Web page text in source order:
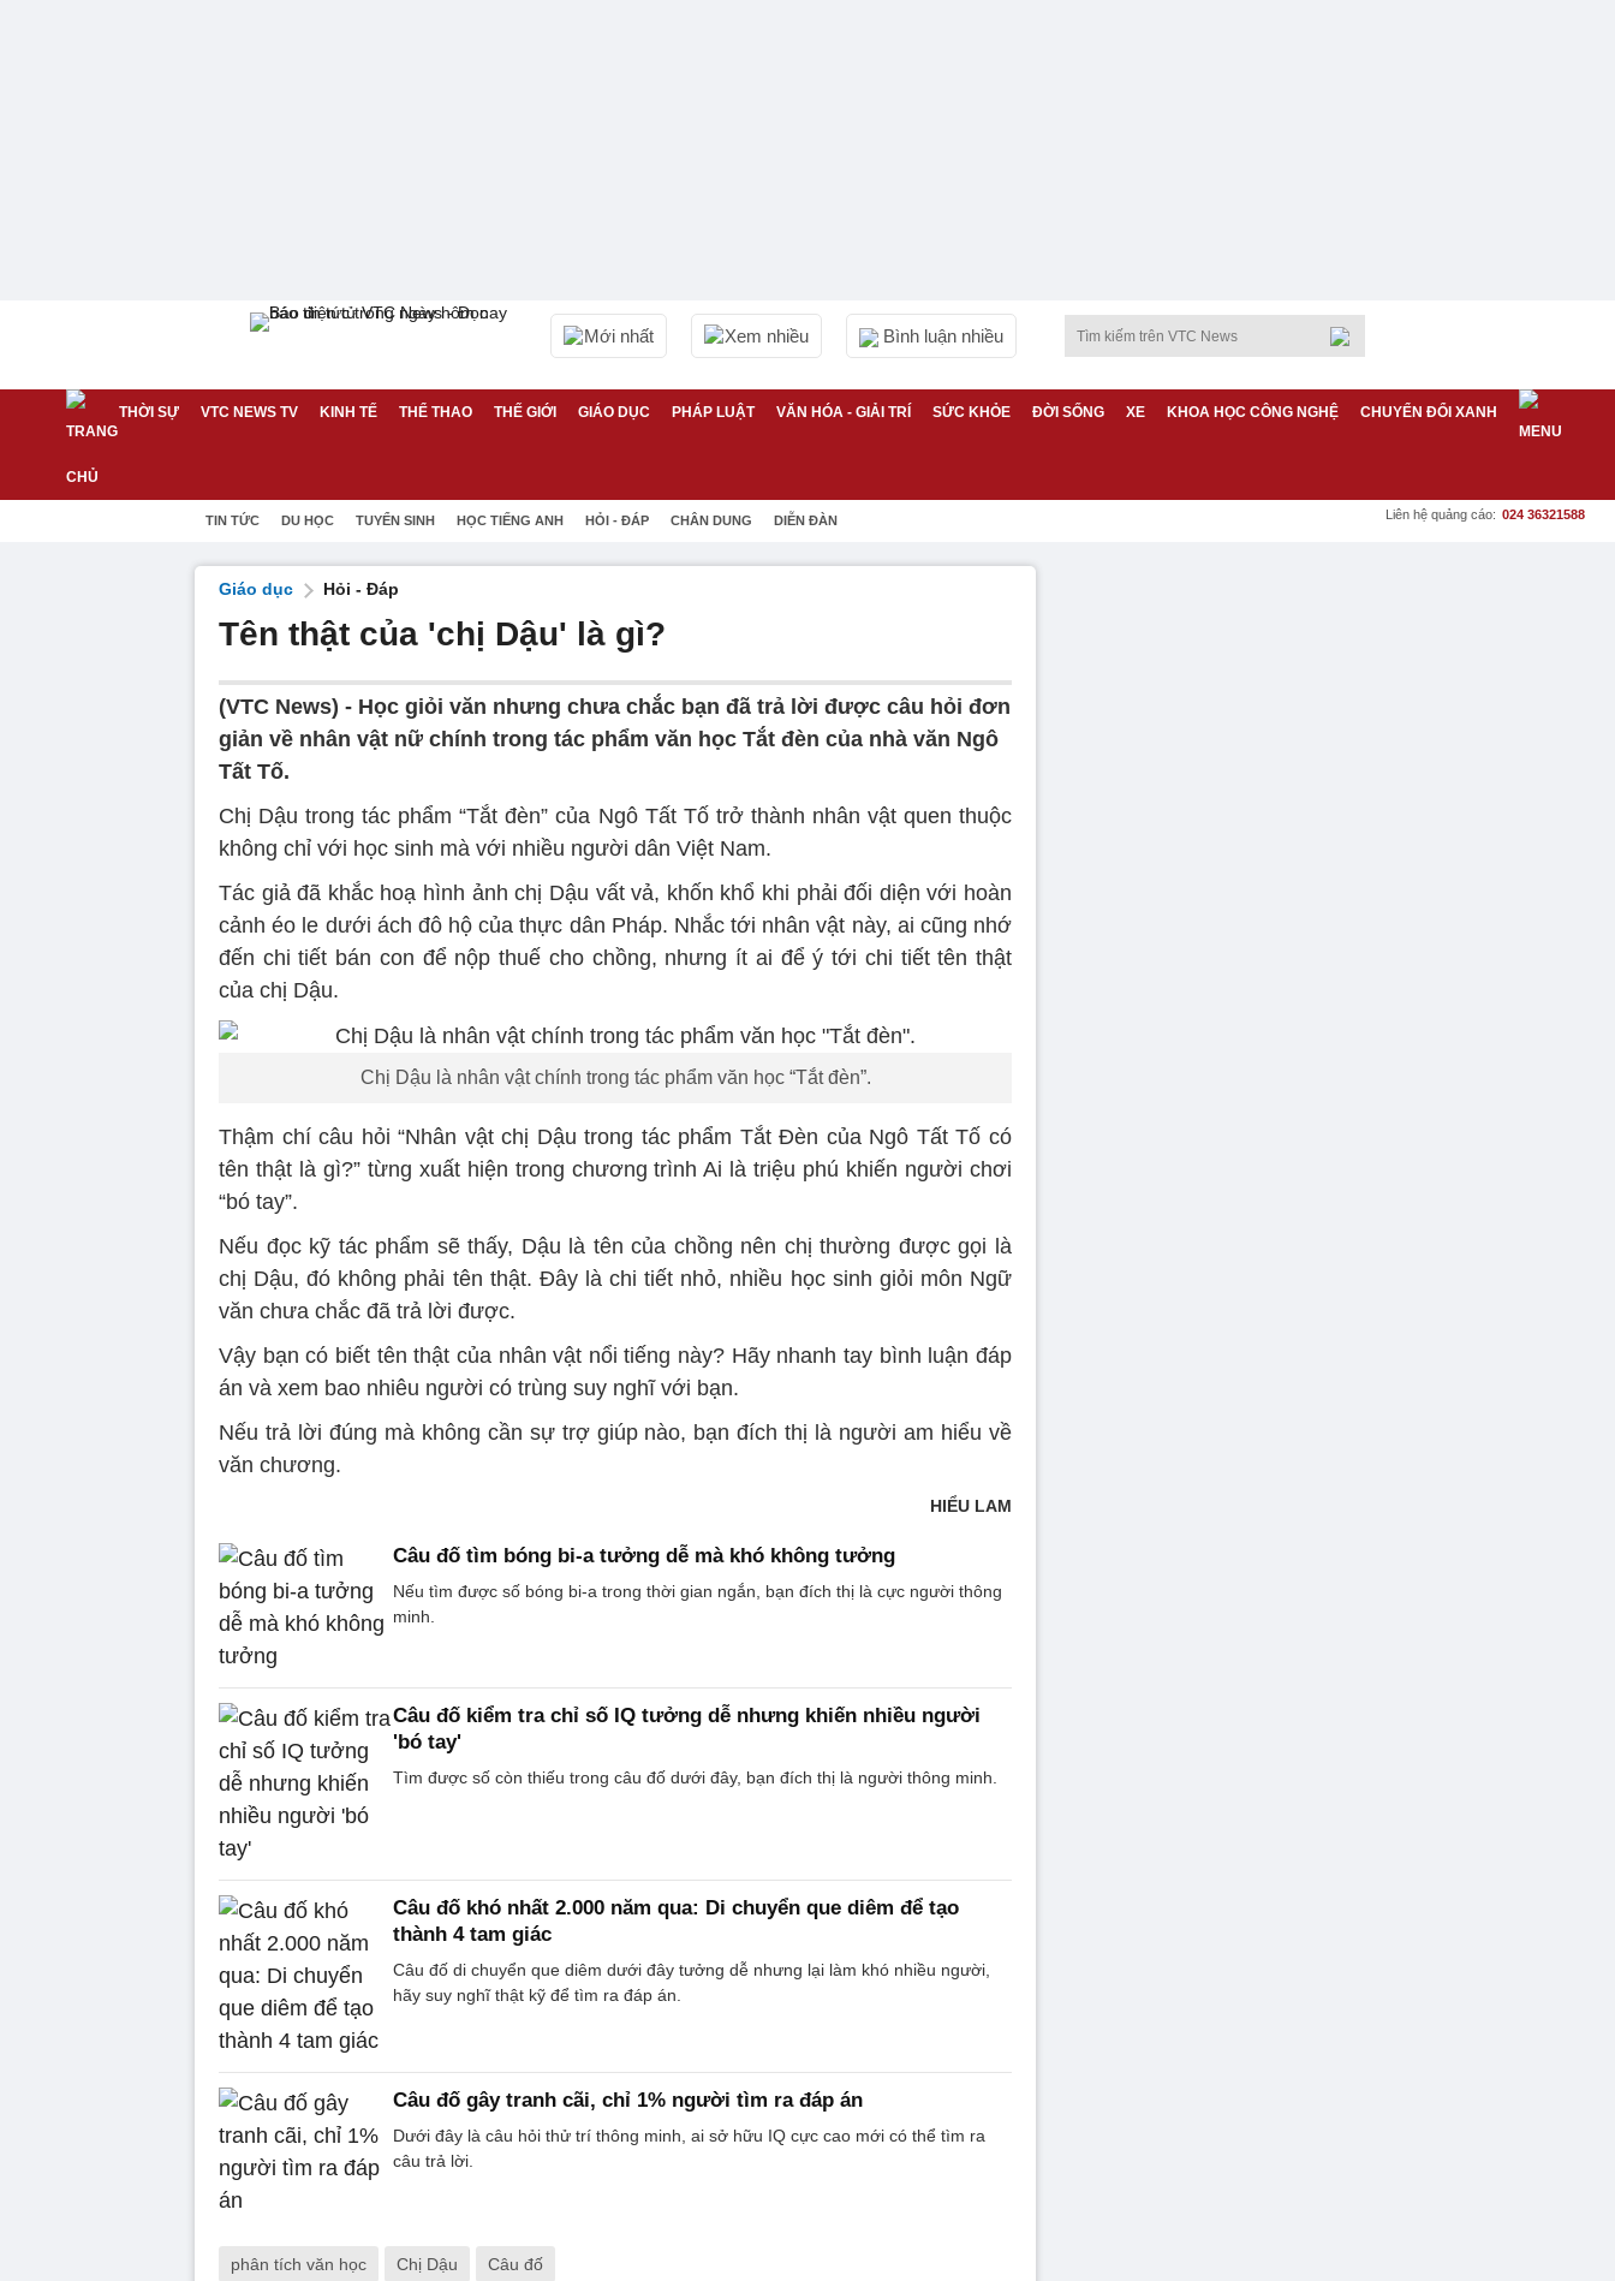
Mới nhất Xem nhiều Bình luận nhiều
THỜI SỰ VTC NEWS TV KINH TẾ THỂ THAO THẾ GIỚI GIÁO DỤC PHÁP LUẬT VĂN HÓA - GIẢI TRÍ SỨC KHỎE ĐỜI SỐNG XE KHOA HỌC CÔNG NGHỆ CHUYỂN ĐỔI XANH
TIN TỨC DU HỌC TUYỂN SINH HỌC TIẾNG ANH HỎI - ĐÁP CHÂN DUNG DIỄN ĐÀN Liên hệ quảng cáo: 024 36321588
Giáo dục Hỏi - Đáp
Tên thật của 'chị Dậu' là gì?
(VTC News) - Học giỏi văn nhưng chưa chắc bạn đã trả lời được câu hỏi đơn
giản về nhân vật nữ chính trong tác phẩm văn học Tắt đèn của nhà văn Ngô
Tất Tố.
Chị Dậu trong tác phẩm “Tắt đèn” của Ngô Tất Tố trở thành nhân vật quen thuộc
không chỉ với học sinh mà với nhiều người dân Việt Nam.
Tác giả đã khắc hoạ hình ảnh chị Dậu vất vả, khốn khổ khi phải đối diện với hoàn
cảnh éo le dưới ách đô hộ của thực dân Pháp. Nhắc tới nhân vật này, ai cũng nhớ
đến chi tiết bán con để nộp thuế cho chồng, nhưng ít ai để ý tới chi tiết tên thật
của chị Dậu.
Chị Dậu là nhân vật chính trong tác phẩm văn học “Tắt đèn”.
Thậm chí câu hỏi “Nhân vật chị Dậu trong tác phẩm Tắt Đèn của Ngô Tất Tố có
tên thật là gì?” từng xuất hiện trong chương trình Ai là triệu phú khiến người chơi
“bó tay”.
Nếu đọc kỹ tác phẩm sẽ thấy, Dậu là tên của chồng nên chị thường được gọi là
chị Dậu, đó không phải tên thật. Đây là chi tiết nhỏ, nhiều học sinh giỏi môn Ngữ
văn chưa chắc đã trả lời được.
Vậy bạn có biết tên thật của nhân vật nổi tiếng này? Hãy nhanh tay bình luận đáp
án và xem bao nhiêu người có trùng suy nghĩ với bạn.
Nếu trả lời đúng mà không cần sự trợ giúp nào, bạn đích thị là người am hiểu về
văn chương.
HIỂU LAM
Câu đố tìm bóng bi-a tưởng dễ mà khó không tưởng
Nếu tìm được số bóng bi-a trong thời gian ngắn, bạn đích thị là cực người thông
minh.
Câu đố kiểm tra chỉ số IQ tưởng dễ nhưng khiến nhiều người
'bó tay'
Tìm được số còn thiếu trong câu đố dưới đây, bạn đích thị là người thông minh.
Câu đố khó nhất 2.000 năm qua: Di chuyển que diêm để tạo
thành 4 tam giác
Câu đố di chuyển que diêm dưới đây tưởng dễ nhưng lại làm khó nhiều người,
hãy suy nghĩ thật kỹ để tìm ra đáp án.
Câu đố gây tranh cãi, chỉ 1% người tìm ra đáp án
Dưới đây là câu hỏi thử trí thông minh, ai sở hữu IQ cực cao mới có thể tìm ra
câu trả lời.
phân tích văn học Chị Dậu Câu đố